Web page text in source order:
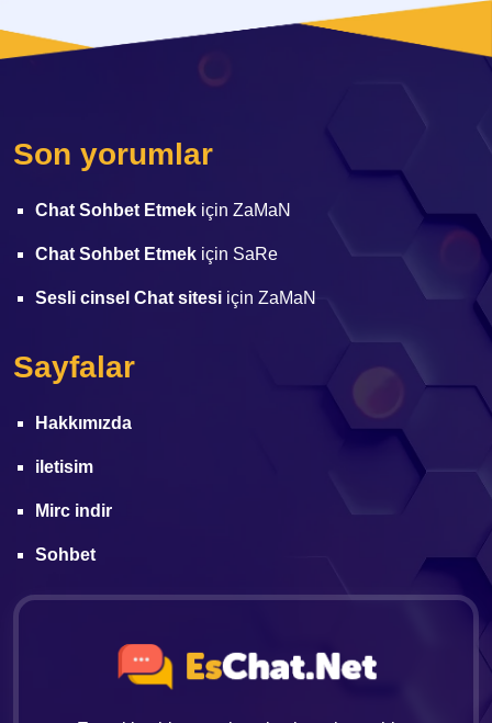
Son yorumlar
Chat Sohbet Etmek için ZaMaN
Chat Sohbet Etmek için SaRe
Sesli cinsel Chat sitesi için ZaMaN
Sayfalar
Hakkımızda
iletisim
Mirc indir
Sohbet